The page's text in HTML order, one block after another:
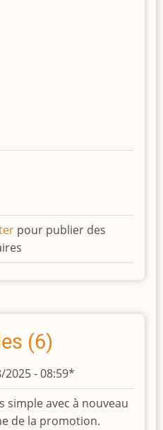
pour publier des
(6)
- 08:59*
simple avec à nouveau
de la promotion.